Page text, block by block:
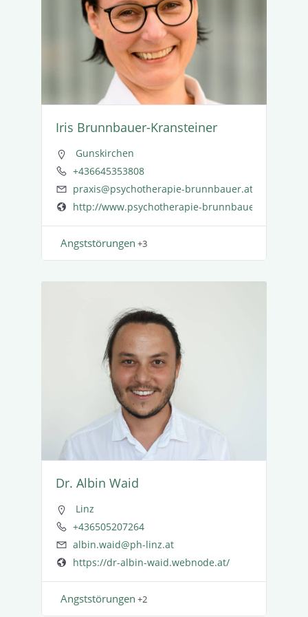
Iris Brunn­­bauer-Kransteiner
Gunskirchen
+436645353808
praxis@psychotherapie-brunnbauer.at
http://www.psychotherapie-brunnbauer.at
Angst­stö­rungen +3
Dr. Albin Waid
Linz
+436505207264
albin.waid@ph-linz.at
https://dr-albin-waid.webnode.at/
Angst­stö­rungen +2